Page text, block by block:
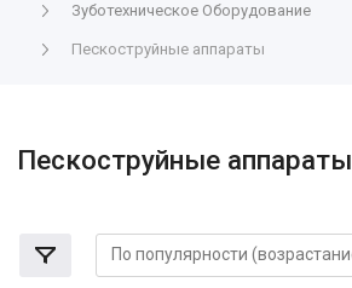
Зуботехническое Оборудование
Пескоструйные аппараты
Пескоструйные аппараты